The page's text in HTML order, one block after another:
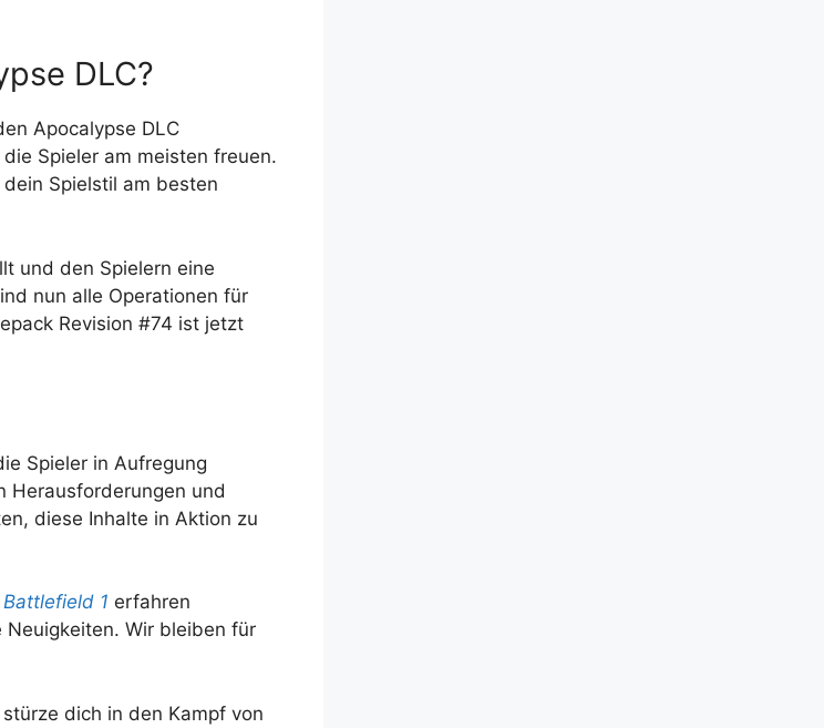
DLC?
Apocalypse DLC
Spieler am meisten freuen.
Spielstil am besten
und den Spielern eine
nun alle Operationen für
Revision #74 ist jetzt
Spieler in Aufregung
Herausforderungen und
diese Inhalte in Aktion zu
Battlefield 1 erfahren
Wir bleiben für
dich in den Kampf von